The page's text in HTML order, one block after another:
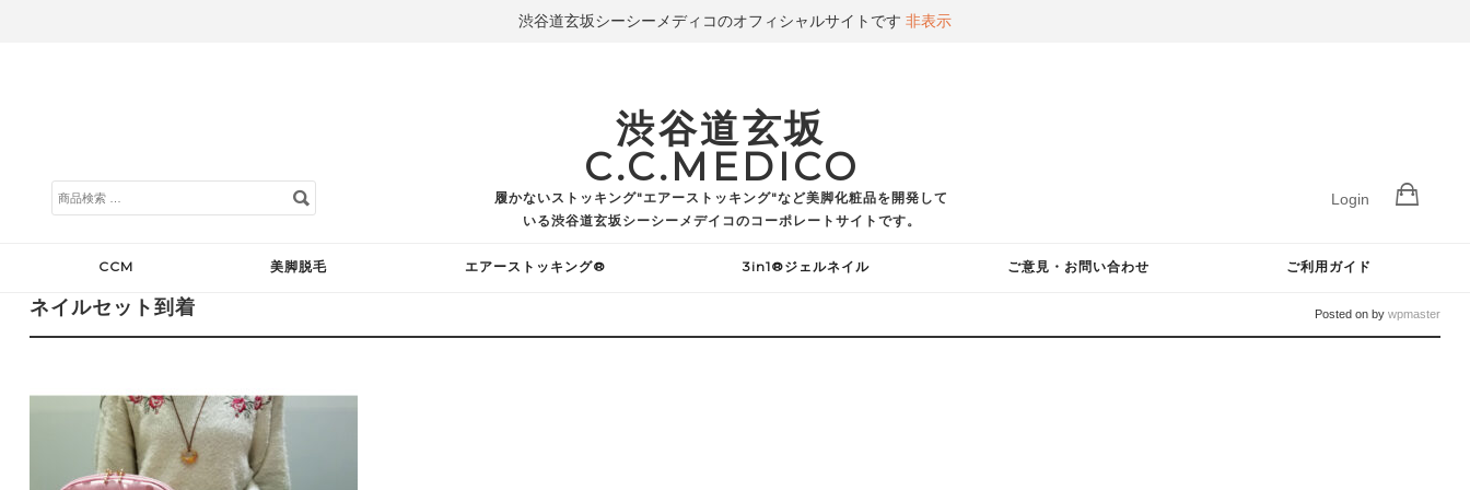
検
索
渋谷道玄坂
C.C.MEDICO
履かないストッキング"エアーストッキング"など美脚化粧品を開発して
いる渋谷道玄坂シーシーメデイコのコーポレートサイトです。
Login
CCM 美脚脱毛 エアーストッキング® 3in1®ジェルネイル ご意見・お問い合わせ ご利用ガイド
ネイルセット到着 Posted on bywpmaster
渋谷道玄坂シーシーメディコのオフィシャルサイトです 非表示